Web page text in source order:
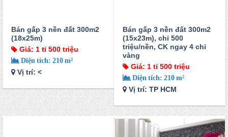
Bán gấp 3 nền đất 300m2
(18x25m)
Giá: 1 tỉ 500 triệu
Diện tích: 210 m²
Vị trí: <
Bán gấp 3 nền đất 300m2
(15x23m), chỉ 500
triệu/nền, CK ngay 4 chỉ
vàng
Giá: 1 tỉ 500 triệu
Diện tích: 210 m²
Vị trí: TP HCM